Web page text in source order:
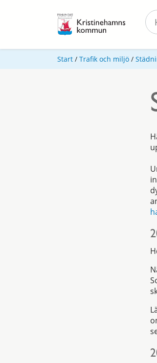
Start / Trafik och miljö /